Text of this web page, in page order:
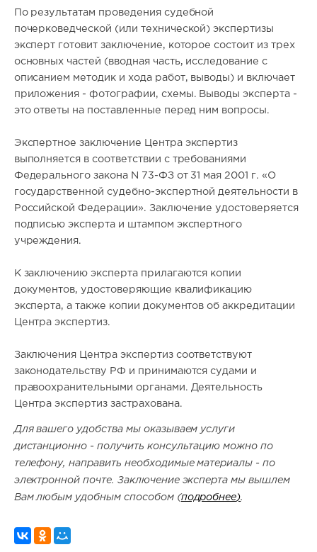
По результатам проведения судебной
почерковедческой (или технической) экспертизы
эксперт готовит заключение, которое состоит из трех
основных частей (вводная часть, исследование с
описанием методик и хода работ, выводы) и включает
приложения - фотографии, схемы. Выводы эксперта -
это ответы на поставленные перед ним вопросы.
Экспертное заключение Центра экспертиз
выполняется в соответствии с требованиями
Федерального закона N 73-ФЗ от 31 мая 2001 г. «О
государственной судебно-экспертной деятельности в
Российской Федерации». Заключение удостоверяется
подписью эксперта и штампом экспертного
учреждения.
К заключению эксперта прилагаются копии
документов, удостоверяющие квалификацию
эксперта, а также копии документов об аккредитации
Центра экспертиз.
Заключения Центра экспертиз соответствуют
законодательству РФ и принимаются судами и
правоохранительными органами. Деятельность
Центра экспертиз застрахована.
Для вашего удобства мы оказываем услуги
дистанционно - получить консультацию можно по
телефону, направить необходимые материалы - по
электронной почте. Заключение эксперта мы вышлем
Вам любым удобным способом (подробнее).